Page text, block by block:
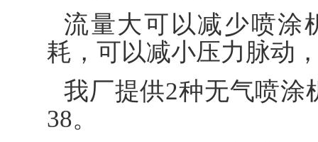
流量大可以减少喷涂
耗，可以减小压力脉动
我厂提供2种无气喷涂
38。